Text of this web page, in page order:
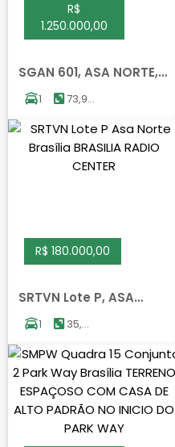
R$
1.250.000,00
SGAN 601, ASA NORTE,
BRASILIA
1
73,94
R$ 180.000,00
SRTVN Lote P, ASA
NORTE, BRASILIA
1
35,00